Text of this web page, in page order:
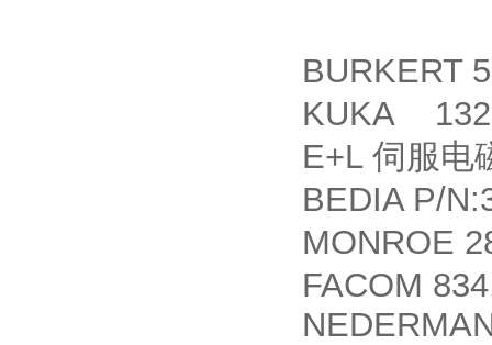
BURKERT
KUKA
E+L 伺服电
BEDIA P/
MONROE
FACOM